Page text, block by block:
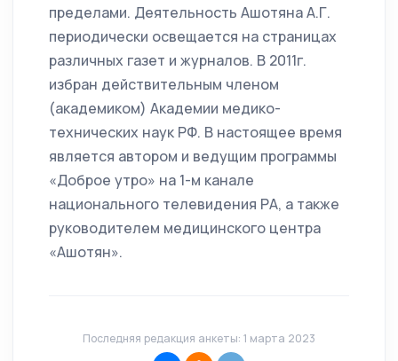
пределами. Деятельность Ашотяна А.Г.
периодически освещается на страницах
различных газет и журналов. В 2011г.
избран действительным членом
(академиком) Академии медико-
технических наук РФ. В настоящее время
является автором и ведущим программы
«Доброе утро» на 1-м канале
национального телевидения РА, а также
руководителем медицинского центра
«Ашотян».
Последняя редакция анкеты: 1 марта 2023